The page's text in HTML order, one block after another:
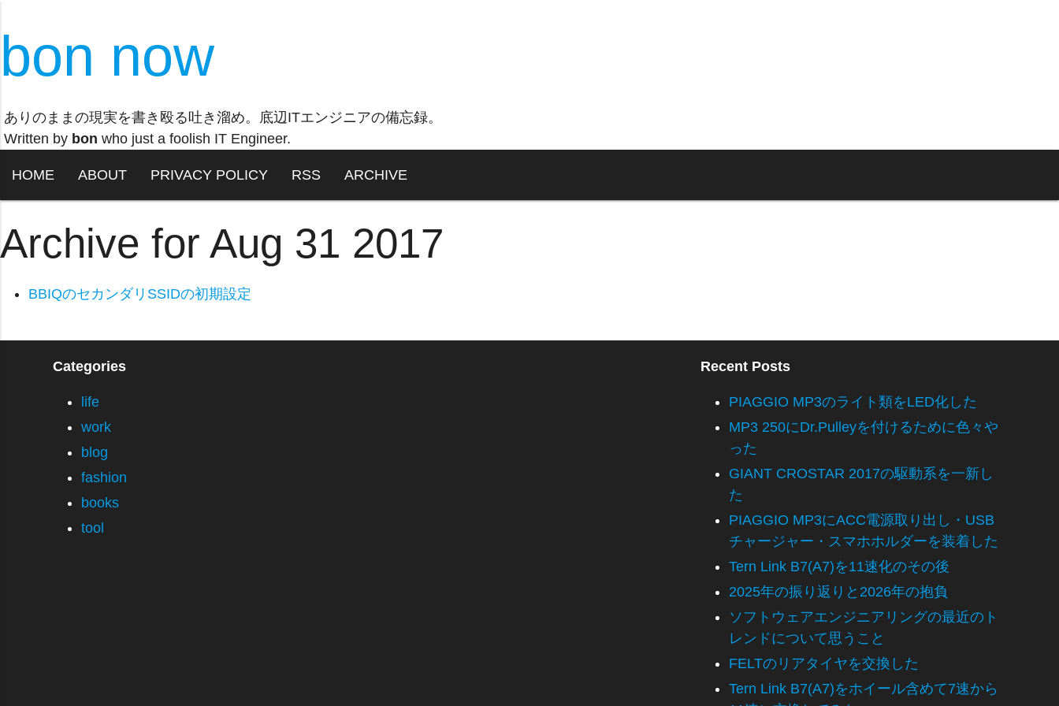
bon now
ありのままの現実を書き殴る吐き溜め。底辺ITエンジニアの備忘録。
Written by bon who just a foolish IT Engineer.
HOME ABOUT PRIVACY POLICY RSS ARCHIVE
Archive for Aug 31 2017
BBIQのセカンダリSSIDの初期設定
Categories
life
work
blog
fashion
books
tool
Recent Posts
PIAGGIO MP3のライト類をLED化した
MP3 250にDr.Pulleyを付けるために色々や
った
GIANT CROSTAR 2017の駆動系を一新し
た
PIAGGIO MP3にACC電源取り出し・USB
チャージャー・スマホホルダーを装着した
Tern Link B7(A7)を11速化のその後
2025年の振り返りと2026年の抱負
ソフトウェアエンジニアリングの最近のト
レンドについて思うこと
FELTのリアタイヤを交換した
Tern Link B7(A7)をホイール含めて7速から